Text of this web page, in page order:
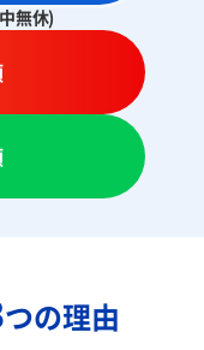
無休)
つの理由